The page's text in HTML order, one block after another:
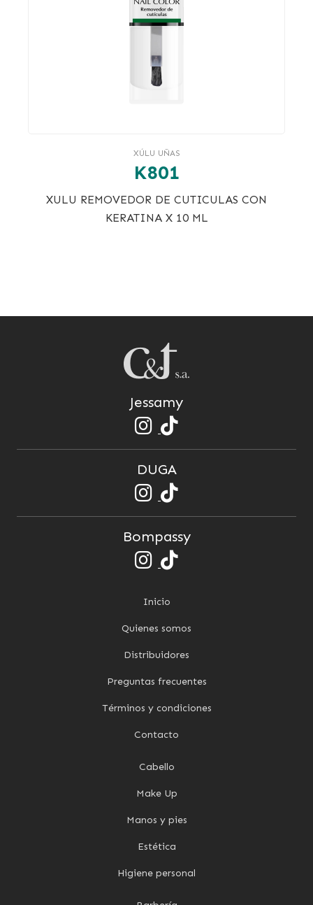
XÚLU UÑAS
K801
XULU REMOVEDOR DE CUTICULAS CON
KERATINA X 10 ML
Jessamy
DUGA
Bompassy
Inicio
Quienes somos
Distribuidores
Preguntas frecuentes
Términos y condiciones
Contacto
Cabello
Make Up
Manos y pies
Estética
Higiene personal